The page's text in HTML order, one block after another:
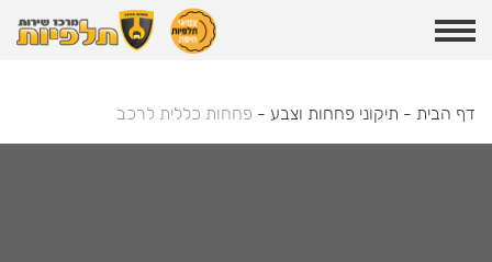
דף הבית - תיקוני פחחות וצבע - פחחות כללית לרכב